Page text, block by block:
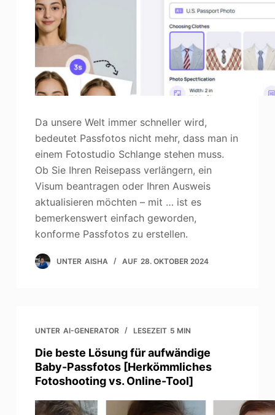
Da unsere Welt immer schneller wird,
bedeutet Passfotos nicht mehr, dass man in
einem Fotostudio Schlange stehen muss.
Ob Sie Ihren Reisepass verlängern, ein
Visum beantragen oder Ihren Ausweis
aktualisieren möchten – mit … ist es
bemerkenswert einfach geworden,
konforme Passfotos zu erstellen.
UNTER AISHA AUF 28. OKTOBER 2024
UNTER AI-GENERATOR LESEZEIT 5 MIN
Die beste Lösung für aufwändige
Baby-Passfotos [Herkömmliches
Fotoshooting vs. Online-Tool]